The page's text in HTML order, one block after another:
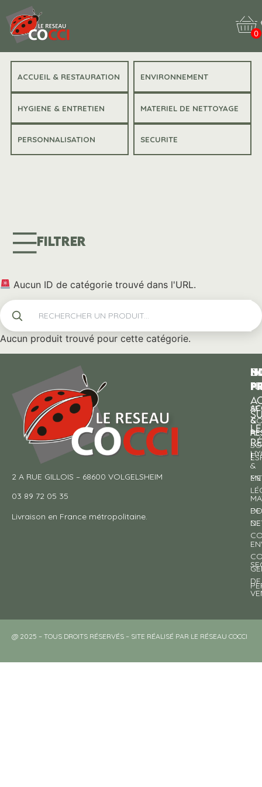
0
ACCUEIL & RESTAURATION ENVIRONNEMENT
HYGIENE & ENTRETIEN MATERIEL DE NETTOYAGE
PERSONNALISATION SECURITE
FILTRER
Aucun ID de catégorie trouvé dans l'URL.
Aucun produit trouvé pour cette catégorie.
2 A RUE GILLOIS – 68600 VOLGELSHEIM
03 89 72 05 35
Livraison en France métropolitaine.
&
&
DE
SE
À
DE
DE
!
@ 2025 – TOUS DROITS RÉSERVÉS – SITE RÉALISÉ PAR LE RÉSEAU COCCI